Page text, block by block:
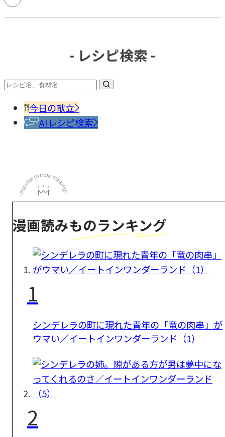
- レシピ検索 -
今日の献立
AIレシピ検索
漫画読みものランキング
1
シンデレラの町に現れた青年の「竜の肉串」が
ウマい／イートインワンダーランド（1）
2